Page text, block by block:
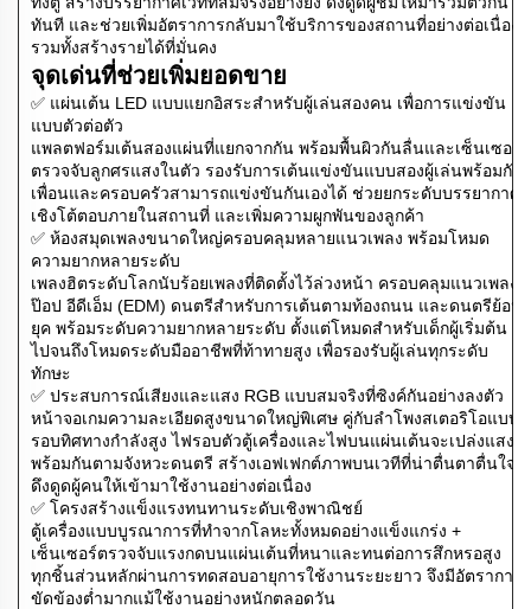
ทันที และช่วยเพิ่มอัตราการกลับมาใช้บริการของสถานที่อย่างต่อเนื่อง
รวมทั้งสร้างรายได้ที่มั่นคง
จุดเด่นที่ช่วยเพิ่มยอดขาย
✅ แผ่นเต้น LED แบบแยกอิสระสำหรับผู้เล่นสองคน เพื่อการแข่งขัน
แบบตัวต่อตัว
แพลตฟอร์มเต้นสองแผ่นที่แยกจากกัน พร้อมพื้นผิวกันลื่นและเซ็นเซอร์
ตรวจจับลูกศรแสงในตัว รองรับการเต้นแข่งขันแบบสองผู้เล่นพร้อมกัน
เพื่อนและครอบครัวสามารถแข่งขันกันเองได้ ช่วยยกระดับบรรยากาศ
เชิงโต้ตอบภายในสถานที่ และเพิ่มความผูกพันของลูกค้า
✅ ห้องสมุดเพลงขนาดใหญ่ครอบคลุมหลายแนวเพลง พร้อมโหมด
ความยากหลายระดับ
เพลงฮิตระดับโลกนับร้อยเพลงที่ติดตั้งไว้ล่วงหน้า ครอบคลุมแนวเพลง
ป๊อป อีดีเอ็ม (EDM) ดนตรีสำหรับการเต้นตามท้องถนน และดนตรีย้อน
ยุค พร้อมระดับความยากหลายระดับ ตั้งแต่โหมดสำหรับเด็กผู้เริ่มต้น
ไปจนถึงโหมดระดับมืออาชีพที่ท้าทายสูง เพื่อรองรับผู้เล่นทุกระดับ
ทักษะ
✅ ประสบการณ์เสียงและแสง RGB แบบสมจริงที่ซิงค์กันอย่างลงตัว
หน้าจอเกมความละเอียดสูงขนาดใหญ่พิเศษ คู่กับลำโพงสเตอริโอแบบ
รอบทิศทางกำลังสูง ไฟรอบตัวตู้เครื่องและไฟบนแผ่นเต้นจะเปล่งแสง
พร้อมกันตามจังหวะดนตรี สร้างเอฟเฟกต์ภาพบนเวทีที่น่าตื่นตาตื่นใจ
ดึงดูดผู้คนให้เข้ามาใช้งานอย่างต่อเนื่อง
✅ โครงสร้างแข็งแรงทนทานระดับเชิงพาณิชย์
ตู้เครื่องแบบบูรณาการที่ทำจากโลหะทั้งหมดอย่างแข็งแกร่ง +
เซ็นเซอร์ตรวจจับแรงกดบนแผ่นเต้นที่หนาและทนต่อการสึกหรอสูง
ทุกชิ้นส่วนหลักผ่านการทดสอบอายุการใช้งานระยะยาว จึงมีอัตราการ
ขัดข้องต่ำมากแม้ใช้งานอย่างหนักตลอดวัน